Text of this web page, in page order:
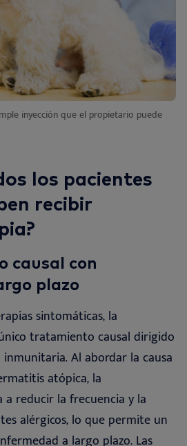
inyección que el propietario puede
los pacientes
recibir
causal con
plazo
sintomáticas, la
tratamiento causal dirigido
Al abordar la causa
atópica, la
reducir la frecuencia y la
alérgicos, lo que permite un
a largo plazo. Las